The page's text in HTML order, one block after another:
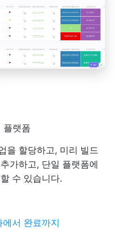
플랫폼
을 할당하고, 미리 빌드
가하고, 단일 플랫폼에
수 있습니다.
서 완료까지